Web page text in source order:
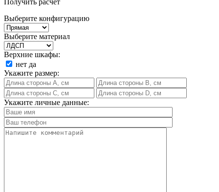
Выберите конфигурацию
Выберите материал
Верхние шкафы:
нет да
Укажите размер:
Укажите личные данные: